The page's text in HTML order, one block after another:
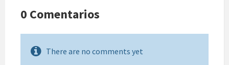
0 Comentarios
There are no comments yet